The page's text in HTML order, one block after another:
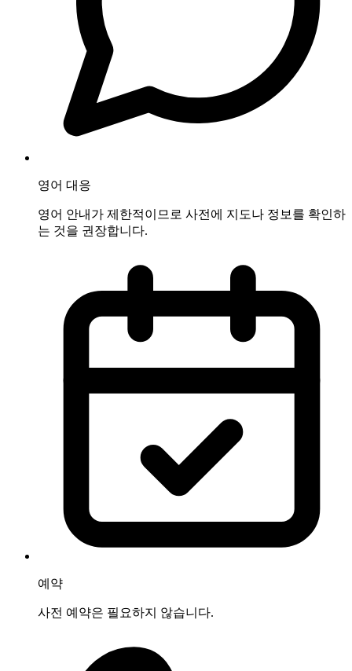
영어 대응
영어 안내가 제한적이므로 사전에 지도나 정보를 확인하
는 것을 권장합니다.
예약
사전 예약은 필요하지 않습니다.